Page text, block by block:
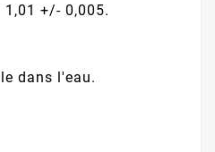
1,01 +/- 0,005.
dans l'eau.